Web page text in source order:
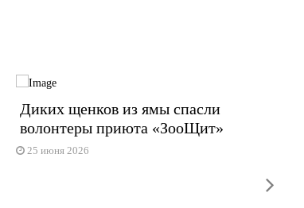
Диких щенков из ямы спасли
волонтеры приюта «ЗооЩит»
25 июня 2026